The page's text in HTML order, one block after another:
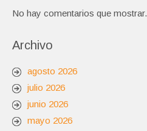
No hay comentarios que mostrar.
Archivo
agosto 2026
julio 2026
junio 2026
mayo 2026